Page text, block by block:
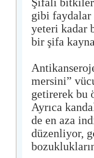
gibi faydalar
yeteri kadar
bir şifa
mersini”
getirerek bu
Ayrıca
de en aza
düzenliyor,